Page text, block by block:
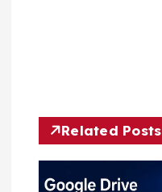
a
v
Related Posts